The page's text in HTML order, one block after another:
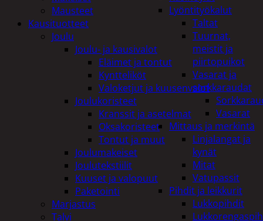
Lyöntityökalut
Taltat
Tuurnat,
meistit ja
piirtopuikot
Vasarat ja
sorkkaraudat
Vasarat
Mittaus ja merkintä
Linjalangat ja
kynät
Mitat
Vatupassit
Pihdit ja leikkurit
Lukkopihdit
Mausteet
Kausituotteet
Joulu
Joulu- ja kausivalot
Eläimet ja tontut
Kyntteliköt
Valoketjut ja kuusenvalot
Joulukoristeet
Kranssit ja asetelmat
Oksakoristeet
Tontut ja muut
Joulumakeiset
Joulutekstiilit
Kuuset ja valopuut
Paketointi
Marjastus
Talvi